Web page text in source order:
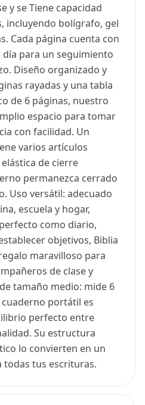
y se Tiene capacidad
incluyendo bolígrafo, gel
Cada página cuenta con
día para un seguimiento
Diseño organizado y
rayadas y una tabla
de 6 páginas, nuestro
espacio para tomar
con facilidad. Un
varios artículos
de cierre
permanezca cerrado
Uso versátil: adecuado
escuela y hogar,
como diario,
objetivos, Biblia
maravilloso para
de clase y
tamaño medio: mide 6
portátil es
perfecto entre
Su estructura
lo convierten en un
todas tus escrituras.